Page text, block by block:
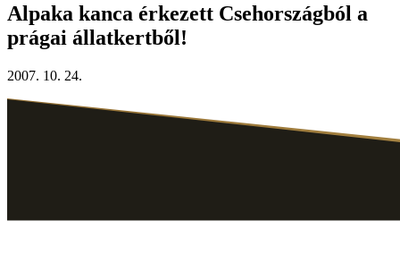
Alpaka kanca érkezett Csehországból a
prágai állatkertből!
2007. 10. 24.